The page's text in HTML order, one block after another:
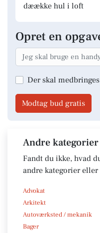
dæække hul i loft
Opret en
Der skal
Modtag bud gratis
Andre kategorier
Fandt du ikke, hvad
andre kategorier eller
Advokat
Arkitekt
Autoværksted / mekanik
Bager